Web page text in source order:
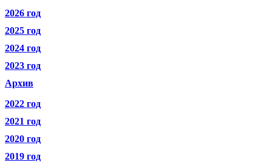
2026 год
2025 год
2024 год
2023 год
Архив
2022 год
2021 год
2020 год
2019 год